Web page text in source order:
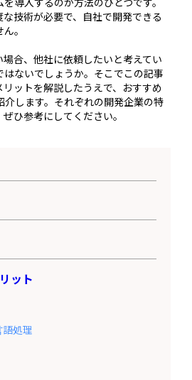
技術が必要で、自社で開発できる
。
合、他社に依頼したいと考えてい
ないでしょうか。そこでこの記事
ットを解説したうえで、おすすめ
介します。それぞれの開発企業の特
ひ参考にしてください。
ット
処理